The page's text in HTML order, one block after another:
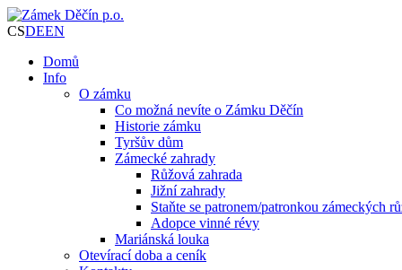
CSDEEN
Domů
Info
O zámku
Co možná nevíte o Zámku Děčín
Historie zámku
Tyršův dům
Zámecké zahrady
Růžová zahrada
Jižní zahrady
Staňte se patronem/patronkou zámeckých
Adopce vinné révy
Mariánská louka
Otevírací doba a ceník